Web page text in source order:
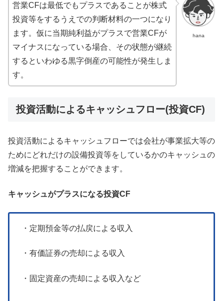
hana
営業CFは最低でもプラスであることが株式
投資等をするうえでの判断材料の一つになり
ます。仮に当期純利益がプラスで営業CFが
マイナスになっている場合、その状態が継続
するといわゆる黒字倒産の可能性が発生しま
す。
投資活動によるキャッシュフロー(投資CF)
投資活動によるキャッシュフローでは会社が事業拡大等の
ためにどれだけの設備投資等をしているかのキャッシュの
増減を把握することができます。
キャッシュがプラスになる投資CF
・定期預金等の払戻による収入
・有価証券の売却による収入
・固定資産の売却による収入など